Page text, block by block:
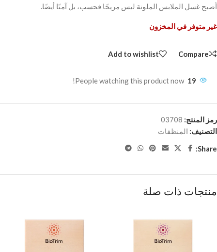
أصبح غسل الملابس الملونة ليس مريحًا فحسب، بل آمنًا أيضًا.
غير متوفر في المخزون
Compare
Add to wishlist
19
People watching this product now!
رمز المنتج: 03708
التصنيف: المنظفات
Share:
منتجات ذات صلة